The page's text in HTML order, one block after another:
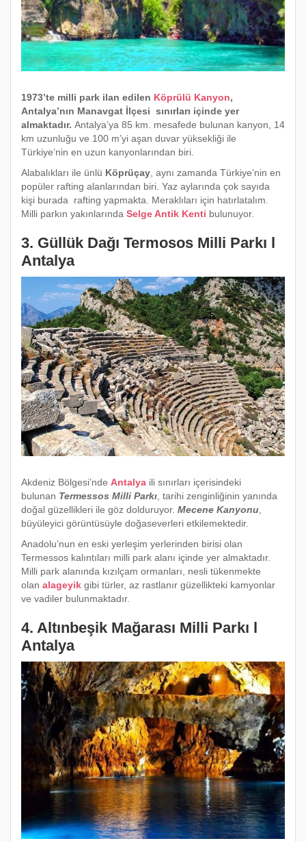
1973’te milli park ilan edilen Köprülü Kanyon,
Antalya’nın Manavgat İlçesi sınırları içinde yer
almaktadır. Antalya’ya 85 km. mesafede bulunan kanyon, 14
km uzunluğu ve 100 m’yi aşan duvar yüksekliği ile
Türkiye’nin en uzun kanyonlarından biri.
Alabalıkları ile ünlü Köprüçay , aynı zamanda Türkiye’nin en
popüler rafting alanlarından biri. Yaz aylarında çok sayıda
kişi burada rafting yapmakta. Meraklıları için hatırlatalım.
Milli parkın yakınlarında Selge Antik Kenti bulunuyor.
3. Güllük Dağı Termosos Milli Parkı l
Antalya
Akdeniz Bölgesi’nde Antalya ili sınırları içerisindeki
bulunan Termessos Milli Parkı , tarihi zenginliğinin yanında
doğal güzellikleri ile göz dolduruyor. Mecene Kanyonu
büyüleyici görüntüsüyle doğaseverleri etkilemektedir.
Anadolu’nun en eski yerleşim yerlerinden birisi olan
Termessos kalıntıları milli park alanı içinde yer almaktadır.
Milli park alanında kızılçam ormanları, nesli tükenmekte
olan alageyik gibi türler, az rastlanır güzellikteki kamyonlar
ve vadiler bulunmaktadır.
4. Altınbeşik Mağarası Milli Parkı l
Antalya